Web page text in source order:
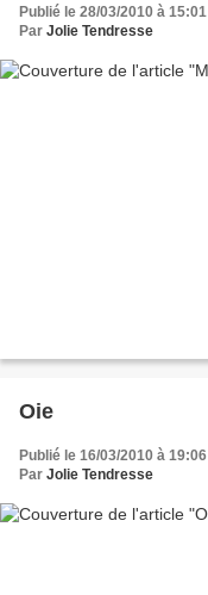
Publié le 28/03/2010 à 15:01
Par Jolie Tendresse
Oie
Publié le 16/03/2010 à 19:06
Par Jolie Tendresse